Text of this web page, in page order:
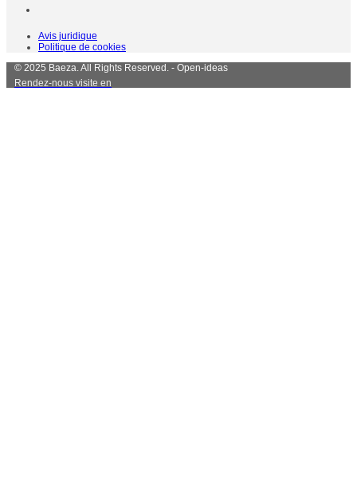
Avis juridique
Politique de cookies
© 2025 Baeza. All Rights Reserved. - Open-ideas
Rendez-nous visite en